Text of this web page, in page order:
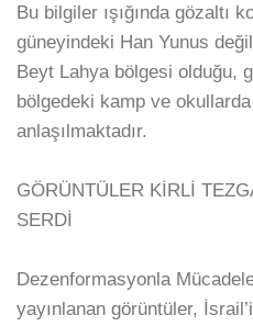
Bu bilgiler ışığında gözaltı
güneyindeki Han Yunus
Beyt Lahya bölgesi olduğu,
bölgedeki kamp ve
anlaşılmaktadır.
GÖRÜNTÜLER KİRLİ
SERDİ
Dezenformasyonla
yayınlanan görüntüler,